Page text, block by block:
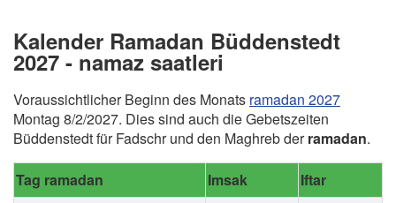
Kalender Ramadan Büddenstedt
2027 - namaz saatleri
Voraussichtlicher Beginn des Monats ramadan 2027
Montag 8/2/2027. Dies sind auch die Gebetszeiten
Büddenstedt für Fadschr und den Maghreb derramadan.
Tag ramadan Imsak
Iftar